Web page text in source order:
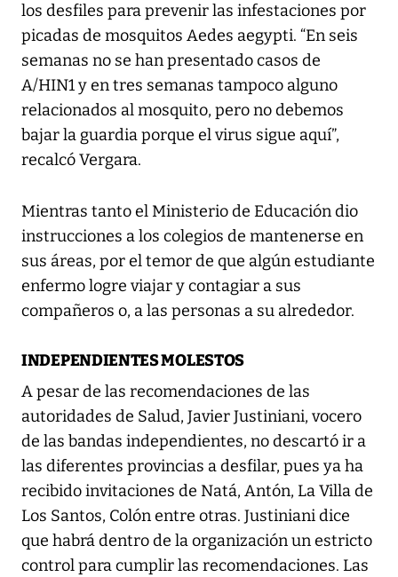
los desfiles para prevenir las infestaciones por
picadas de mosquitos Aedes aegypti. “En seis
semanas no se han presentado casos de
A/HIN1 y en tres semanas tampoco alguno
relacionados al mosquito, pero no debemos
bajar la guardia porque el virus sigue aquí”,
recalcó Vergara.
Mientras tanto el Ministerio de Educación dio
instrucciones a los colegios de mantenerse en
sus áreas, por el temor de que algún estudiante
enfermo logre viajar y contagiar a sus
compañeros o, a las personas a su alrededor.
INDEPENDIENTES MOLESTOS
A pesar de las recomendaciones de las
autoridades de Salud, Javier Justiniani, vocero
de las bandas independientes, no descartó ir a
las diferentes provincias a desfilar, pues ya ha
recibido invitaciones de Natá, Antón, La Villa de
Los Santos, Colón entre otras. Justiniani dice
que habrá dentro de la organización un estricto
control para cumplir las recomendaciones. Las